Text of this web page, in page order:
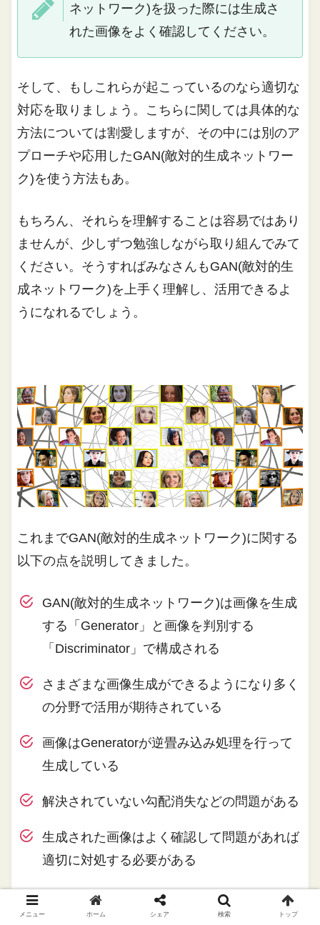
ネットワーク)を扱った際には生成さ
れた画像をよく確認してください。
そして、もしこれらが起こっているのなら適切な
対応を取りましょう。こちらに関しては具体的な
方法については割愛しますが、その中には別のア
プローチや応用したGAN(敵対的生成ネットワー
ク)を使う方法もあ。
もちろん、それらを理解することは容易ではあり
ませんが、少しずつ勉強しながら取り組んでみて
ください。そうすればみなさんもGAN(敵対的生
成ネットワーク)を上手く理解し、活用できるよ
うになれるでしょう。
これまでGAN(敵対的生成ネットワーク)に関する
以下の点を説明してきました。
GAN(敵対的生成ネットワーク)は画像を生成
する「Generator」と画像を判別する
「Discriminator」で構成される
さまざまな画像生成ができるようになり多く
の分野で活用が期待されている
画像はGeneratorが逆畳み込み処理を行って
生成している
解決されていない勾配消失などの問題がある
生成された画像はよく確認して問題があれば
適切に対処する必要がある
しかしながら、このGAN(敵対的生成ネットワー
メニュー ホーム シェア 検索 トップ